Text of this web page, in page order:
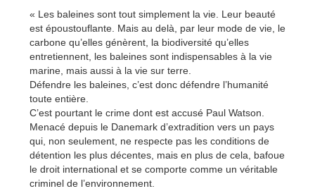
« Les baleines sont tout simplement la vie. Leur beauté
est époustouflante. Mais au delà, par leur mode de vie, le
carbone qu’elles génèrent, la biodiversité qu’elles
entretiennent, les baleines sont indispensables à la vie
marine, mais aussi à la vie sur terre.
Défendre les baleines, c’est donc défendre l’humanité
toute entière.
C’est pourtant le crime dont est accusé Paul Watson.
Menacé depuis le Danemark d’extradition vers un pays
qui, non seulement, ne respecte pas les conditions de
détention les plus décentes, mais en plus de cela, bafoue
le droit international et se comporte comme un véritable
criminel de l’environnement.